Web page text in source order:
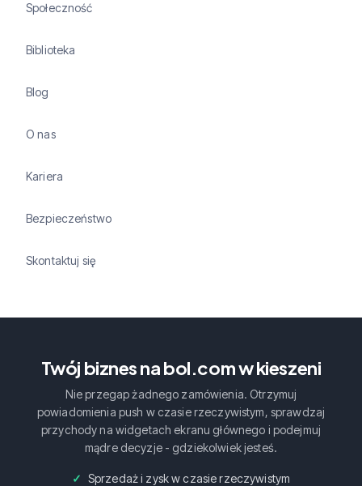
Społeczność
Biblioteka
Blog
O nas
Kariera
Bezpieczeństwo
Skontaktuj się
Twój biznes na bol.com w kieszeni
Nie przegap żadnego zamówienia. Otrzymuj
powiadomienia push w czasie rzeczywistym, sprawdzaj
przychody na widgetach ekranu głównego i podejmuj
mądre decyzje - gdziekolwiek jesteś.
Sprzedaż i zysk w czasie rzeczywistym